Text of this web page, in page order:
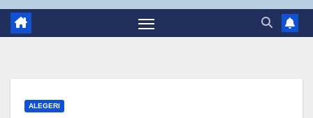
ALEGERI